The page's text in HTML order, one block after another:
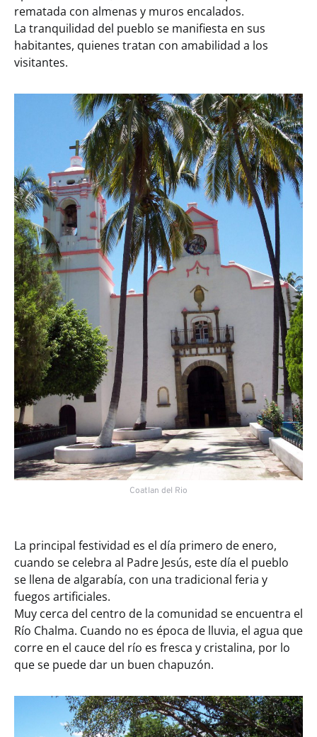
rematada con almenas y muros encalados.
La tranquilidad del pueblo se manifiesta en sus
habitantes, quienes tratan con amabilidad a los
visitantes.
Coatlan del Rio
La principal festividad es el día primero de enero,
cuando se celebra al Padre Jesús, este día el pueblo
se llena de algarabía, con una tradicional feria y
fuegos artificiales.
Muy cerca del centro de la comunidad se encuentra el
Río Chalma. Cuando no es época de lluvia, el agua que
corre en el cauce del río es fresca y cristalina, por lo
que se puede dar un buen chapuzón.